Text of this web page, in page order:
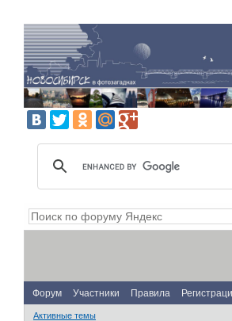
Форум Участники Правила
Активные темы